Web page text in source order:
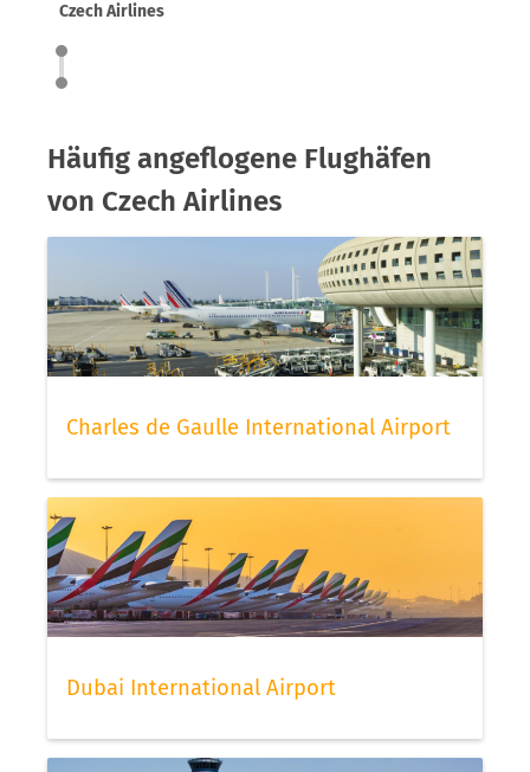
Czech Airlines
Häufig angeflogene Flughäfen
von Czech Airlines
Charles de Gaulle International Airport
Dubai International Airport